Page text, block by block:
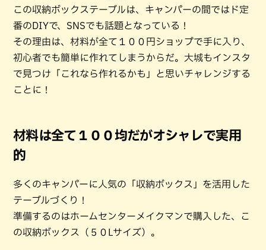
この収納ボックステーブルは、キャンパーの間ではド定
番のDIYで、SNSでも話題となっている！
その理由は、材料が全て１００円ショップで手に入り、
初心者でも簡単に作れてしまうからだ。大城もインスタ
で見つけ「これなら作れるかも」と思いチャレンジする
ことに！
材料は全て１００均だがオシャレで実用
的
多くのキャンパーに人気の「収納ボックス」を活用した
テーブルづくり！
準備するのはホームセンターメイクマンで購入した、こ
の収納ボックス（５０Lサイズ）。